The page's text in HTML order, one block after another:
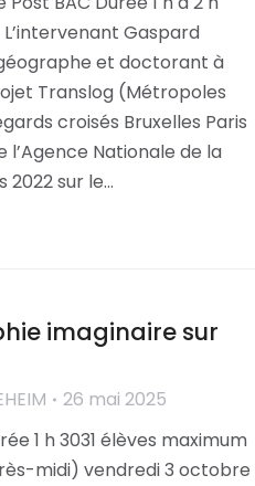
Gaspard
et doctorant à
Translog (Métropoles
croisés Bruxelles Paris
Nationale de la
2022 sur le…
imaginaire sur
26 mai 2025
1 h 3031 élèves maximum
midi) vendredi 3 octobre